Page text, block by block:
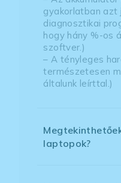
gyakorlatban azt
diagnosztikai
hogy hány %-os
szoftver.)
– A tényleges
természetesen
általunk leírttal.)
laptopok?